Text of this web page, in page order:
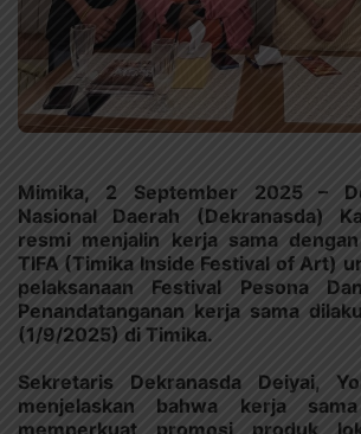
Mimika, 2 September 2025 –
Nasional Daerah (Dekranasda)
resmi menjalin kerja sama
TIFA (Timika Inside Festival of Art)
pelaksanaan Festival Pesona
Penandatanganan kerja sama
(1/9/2025) di Timika.
Sekretaris Dekranasda Deiyai,
menjelaskan bahwa kerja
memperkuat promosi produk